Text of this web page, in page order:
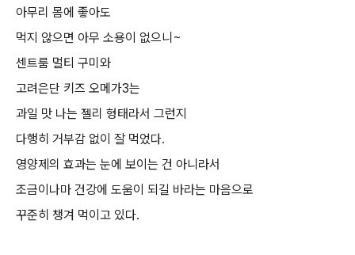
아무리 몸에 좋아도
먹지 않으면 아무 소용이 없으니~
센트룸 멀티 구미와
고려은단 키즈 오메가3는
과일 맛 나는 젤리 형태라서 그런지
다행히 거부감 없이 잘 먹었다.
영양제의 효과는 눈에 보이는 건 아니라서
조금이나마 건강에 도움이 되길 바라는 마음으로
꾸준히 챙겨 먹이고 있다.